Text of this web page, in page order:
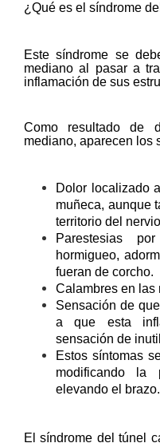
¿Qué es el síndrome
Este síndrome se
mediano al pasar a
inflamación de sus
Como resultado de
mediano, aparecen los
Dolor localizado
muñeca, aunque
territorio del
Parestesias
hormigueo,
fueran de corcho.
Calambres en las
Sensación de
a que esta
sensación de
Estos síntomas
modificando la
elevando el brazo.
El síndrome del túnel